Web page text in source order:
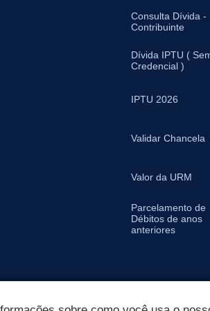
Consulta Dívida -
Contribuinte
Dívida IPTU (
Credencial )
IPTU 2026
Validar Chancela
Valor da URM
Parcelamento de
Débitos de anos
anteriores